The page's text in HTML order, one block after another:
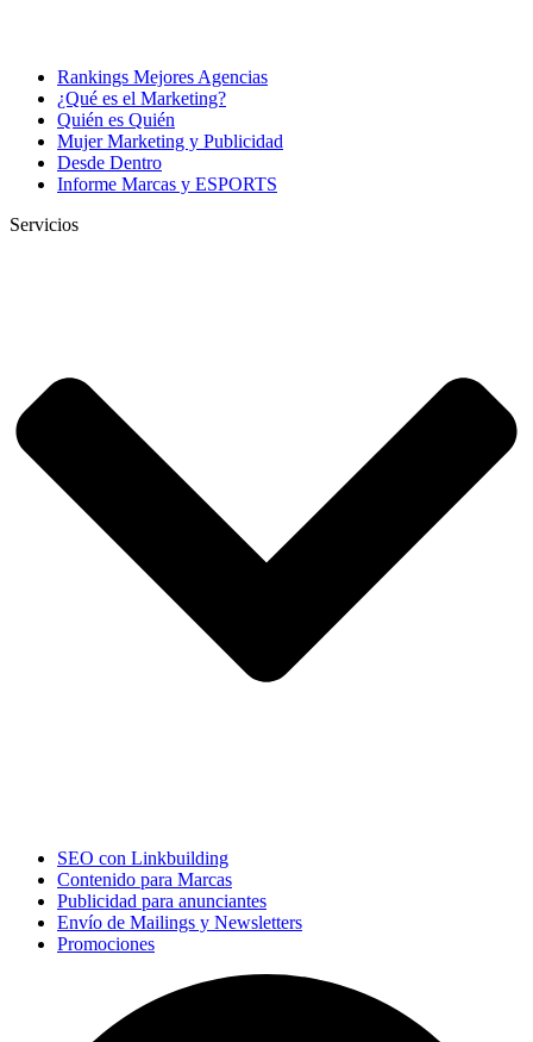
Rankings Mejores Agencias
¿Qué es el Marketing?
Quién es Quién
Mujer Marketing y Publicidad
Desde Dentro
Informe Marcas y ESPORTS
Servicios
SEO con Linkbuilding
Contenido para Marcas
Publicidad para anunciantes
Envío de Mailings y Newsletters
Promociones